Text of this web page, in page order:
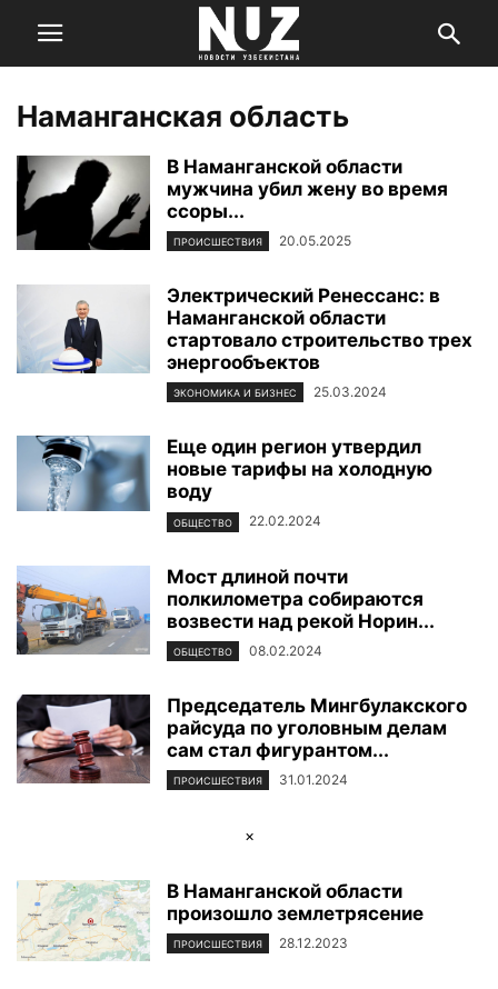
Наманганская область
В Наманганской области
мужчина убил жену во время
ссоры...
ПРОИСШЕСТВИЯ 20.05.2025
Электрический Ренессанс: в
Наманганской области
стартовало строительство трех
энергообъектов
ЭКОНОМИКА И БИЗНЕС 25.03.2024
Еще один регион утвердил
новые тарифы на холодную
воду
ОБЩЕСТВО 22.02.2024
Мост длиной почти
полкилометра собираются
возвести над рекой Норин...
ОБЩЕСТВО 08.02.2024
Председатель Мингбулакского
райсуда по уголовным делам
сам стал фигурантом...
ПРОИСШЕСТВИЯ 31.01.2024
×
В Наманганской области
произошло землетрясение
ПРОИСШЕСТВИЯ 28.12.2023